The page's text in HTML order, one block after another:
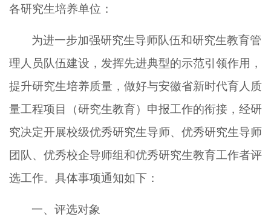
各研究生培养单位：
为进一步加强研究生导师队伍和研究生教育管
理人员队伍建设，发挥先进典型的示范引领作用，
提升研究生培养质量，做好与安徽省新时代育人质
量工程项目（研究生教育）申报工作的衔接，经研
究决定开展校级优秀研究生导师、优秀研究生导师
团队、优秀校企导师组和优秀研究生教育工作者评
选工作。具体事项通知如下：
一、评选对象